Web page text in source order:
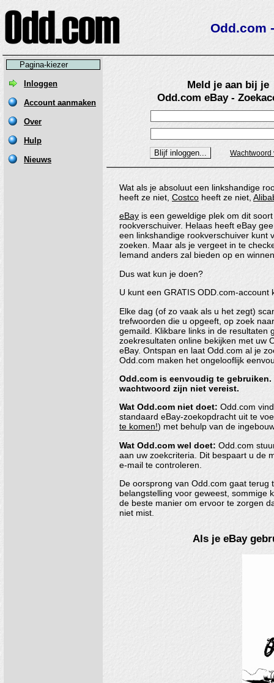
Odd.com
Pagina-kiezer
Meld je aan bij je
Odd.com eBay -
Wat als je absoluut een linkshandige
heeft ze niet, Costco heeft ze niet,
eBay is een geweldige plek om dit
rookverschuiver. Helaas heeft eBay
een linkshandige rookverschuiver kunt
zoeken. Maar als je vergeet in te
Iemand anders zal bieden op en
Dus wat kun je doen?
U kunt een GRATIS ODD.com-account
Elke dag (of zo vaak als u het zegt)
trefwoorden die u opgeeft, op zoek
gemaild. Klikbare links in de resultaten
zoekresultaten online bekijken met uw
eBay. Ontspan en laat Odd.com al je
Odd.com maken het ongelooflijk
Odd.com is eenvoudig te
wachtwoord zijn niet vereist.
Wat Odd.com niet doet: Odd.com
standaard eBay-zoekopdracht uit te
te komen!) met behulp van de
Wat Odd.com wel doet: Odd.com
aan uw zoekcriteria. Dit bespaart u de
e-mail te controleren.
De oorsprong van Odd.com gaat
belangstelling voor geweest, sommige
de beste manier om ervoor te zorgen
niet mist.
Als je eBay